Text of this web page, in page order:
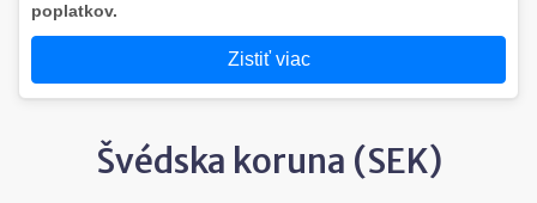
poplatkov.
Zistiť viac
Švédska koruna (SEK)